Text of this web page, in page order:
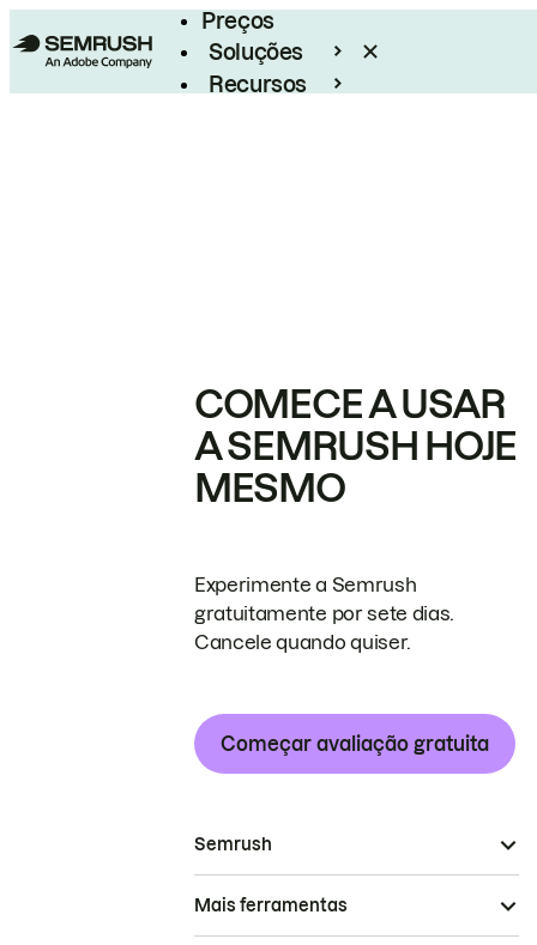
Preços
Soluções
Recursos
COMECE A USAR
A SEMRUSH HOJE
MESMO
Experimente a Semrush
gratuitamente por sete dias.
Cancele quando quiser.
Começar avaliação gratuita
Semrush
Mais ferramentas